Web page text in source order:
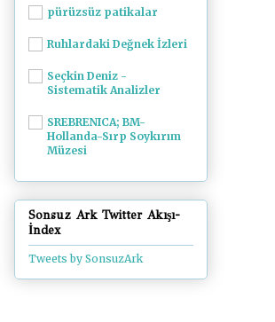
pürüzsüz patikalar
Ruhlardaki Değnek İzleri
Seçkin Deniz -
Sistematik Analizler
SREBRENICA; BM-
Hollanda-Sırp Soykırım
Müzesi
Sonsuz Ark Twitter Akışı-
İndex
Tweets by SonsuzArk